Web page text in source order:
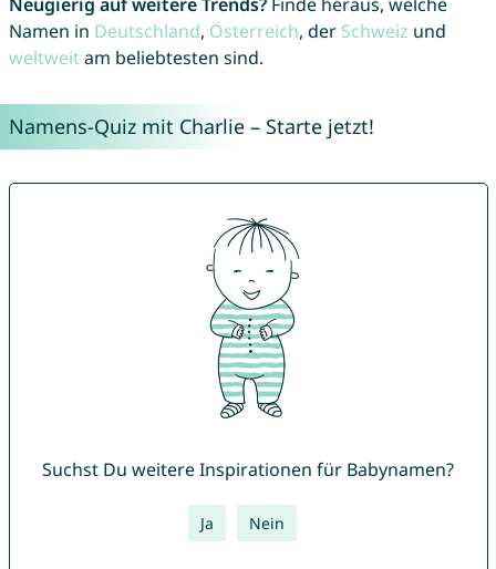
Namen in Deutschland, Österreich, der Schweiz und
weltweitam beliebtesten sind.
Namens-Quiz mit Charlie – Starte jetzt!
Suchst Du weitere Inspirationen für Babynamen?
Ja Nein